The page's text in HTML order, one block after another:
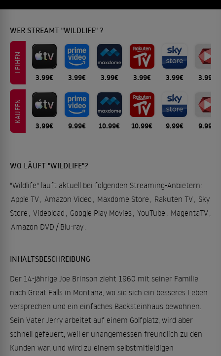
WER STREAMT "WILDLIFE" ?
LEIHEN
3.99€ 3.99€ 3.99€ 3.99€ 3.99€ 3.99€
KAUFEN
3.99€ 9.99€ 10.99€ 10.99€ 9.99€ 9.99€
WO LÄUFT "WILDLIFE"?
"Wildlife" läuft aktuell bei folgenden Streaming-Anbietern:
Apple TV, Amazon Video , Maxdome Store , Rakuten TV, Sky
Store , Videoload , Google Play Movies, YouTube , MagentaTV,
Amazon DVD / Blu-ray.
INHALTSBESCHREIBUNG
Der 14-jährige Joe Brinson zieht 1960 mit seiner Familie
nach Great Falls in Montana, wo sie sich ein besseres Leben
versprechen und ein einfaches Backsteinhaus bewohnen.
Sein Vater Jerry arbeitet auf einem Golfplatz, wird aber
schnell gefeuert, weil er unangemessen freundlich zu den
Kunden war, und wird zu einem selbstmitleidigen